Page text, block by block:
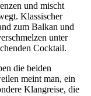
und mischt
Klassischer
zum Balkan und
unter
Cocktail.
die beiden
meint man, ein
Klangreise, die